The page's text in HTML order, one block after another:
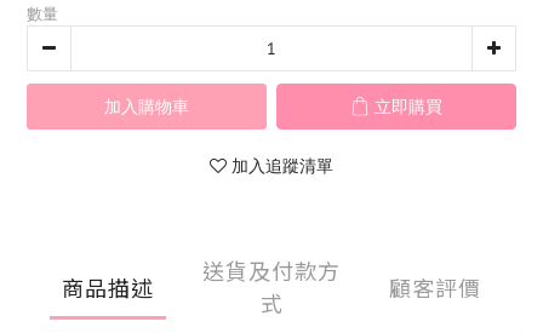
數量
加入購物車 立即購買
加入追蹤清單
商品描述
送貨及付款方
式
顧客評價